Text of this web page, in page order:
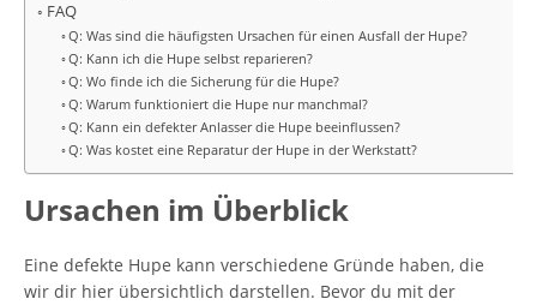
FAQ
Q: Was sind die häufigsten Ursachen für einen Ausfall der Hupe?
Q: Kann ich die Hupe selbst reparieren?
Q: Wo finde ich die Sicherung für die Hupe?
Q: Warum funktioniert die Hupe nur manchmal?
Q: Kann ein defekter Anlasser die Hupe beeinflussen?
Q: Was kostet eine Reparatur der Hupe in der Werkstatt?
Ursachen im Überblick
Eine defekte Hupe kann verschiedene Gründe haben, die
wir dir hier übersichtlich darstellen. Bevor du mit der